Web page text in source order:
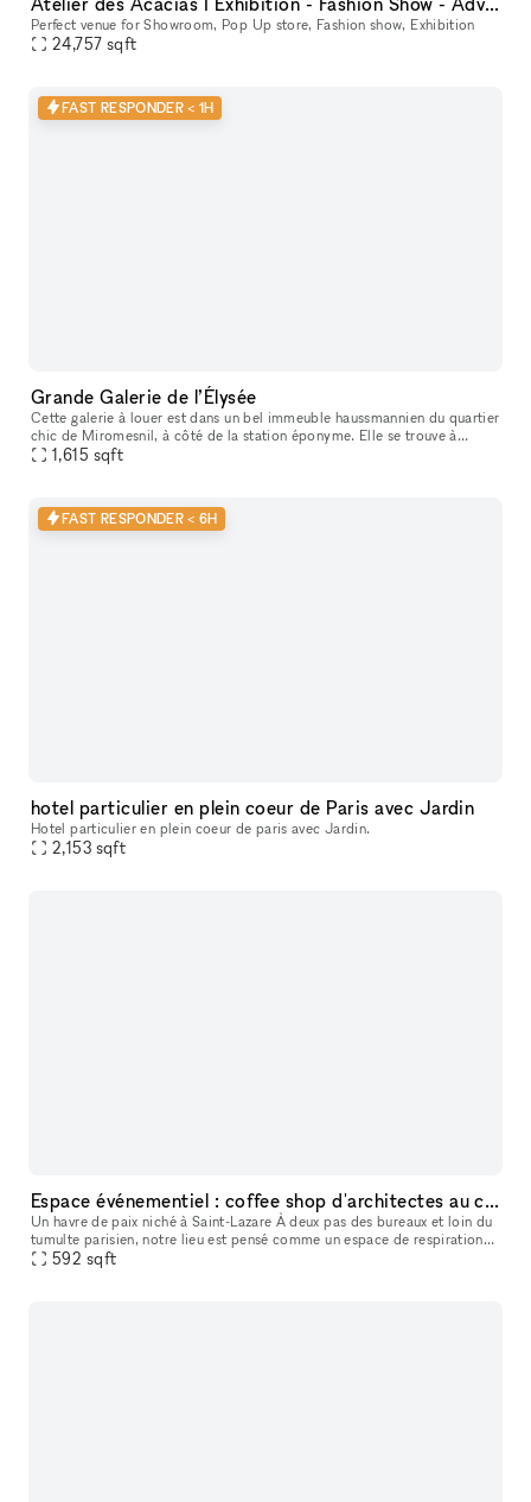
Perfect venue for Showroom, Pop Up store, Fashion show, Exhibition
24,757 sqft
FAST RESPONDER < 1H
Grande Galerie de l’Élysée
Cette galerie à louer est dans un bel immeuble haussmannien du quartier
chic de Miromesnil, à côté de la station éponyme. Elle se trouve à
l’entrée d’un petit passage menant vers une cour intérieure.
1,615 sqft
FAST RESPONDER < 6H
hotel particulier en plein coeur de Paris avec Jardin
Hotel particulier en plein coeur de paris avec Jardin.
2,153 sqft
Espace événementiel : coffee shop d'architectes au coeur du 8ème !
Un havre de paix niché à Saint-Lazare À deux pas des bureaux et loin du
tumulte parisien, notre lieu est pensé comme un espace de respiration
au cœur du quartier Saint-Lazare. Nous proposons un servi
592 sqft